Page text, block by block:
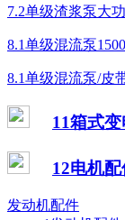
7.2单级渣浆泵大
8.1单级混流泵
8.1单级混流泵/皮
11箱式
12电机
发动机配件